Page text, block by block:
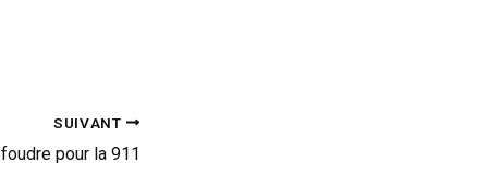
SUIVANT
pour la 911